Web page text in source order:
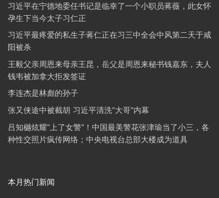
习近平在宁德地委任书记是临幸了一个小职员蒋薇，此女怀
孕生下当今太子习仁正
习近平最疼爱的私生子蒋仁正在习三中全会中风第二天于咸
阳被杀
王毅父亲周恩来母亲王昆，岳父是周恩来秘书钱嘉东，夫人
钱韦被加拿大拒发签证
李连杰是林彪的孙子
张又侠途中被截胡 习近平清洗“大哥”内幕
吕知樾炫耀“上了女警”！中国最美警花张津瑜当了小三，各
种性交照片疯传网络；中央电视台总部大楼成为道具
本月热门新闻